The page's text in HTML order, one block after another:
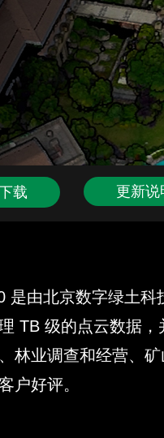
载 更新说
北京数字绿土科技
TB 级的点云数据
林业调查和经营、
户好评。